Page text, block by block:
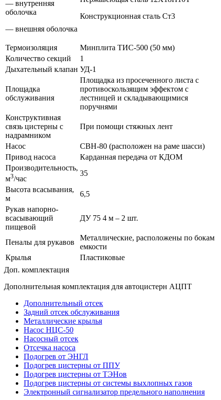
— внутренняя
оболочка
— внешняя оболочка
Конструкционная сталь Ст3
Термоизоляция
Минплита ТИС-500 (50 мм)
Количество секций
1
Дыхательный клапан УД-1
Площадка
обслуживания
Площадка из просеченного листа с
противоскользящим эффектом с
лестницей и складывающимися
поручнями
Конструктивная
связь цистерны с
надрамником
При помощи стяжных лент
Насос
СВН-80 (расположен на раме шасси)
Привод насоса
Карданная передача от КДОМ
Производительность,
м3/час
35
Высота всасывания,
м
6,5
Рукав напорно-
всасывающий
пищевой
ДУ 75 4 м – 2 шт.
Пеналы для рукавов
Металлические, расположены по бокам
емкости
Крылья
Пластиковые
Доп. комплектация
Дополнительная комплектация для автоцистерн АЦПТ
Дополнительный отсек
Задний отсек обслуживания
Металлические крылья
Насос НЦС-50
Насосный отсек
Отсечка насоса
Подогрев от ЭНГЛ
Подогрев цистерны от ППУ
Подогрев цистерны от ТЭНов
Подогрев цистерны от системы выхлопных газов
Электронный сигнализатор предельного наполнения